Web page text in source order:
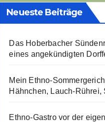
Neueste Beiträge
Das Hoberbacher
eines angekündigten
Mein Ethno-
Hähnchen, Lauch-Rührei,
Ethno-Gastro vor der